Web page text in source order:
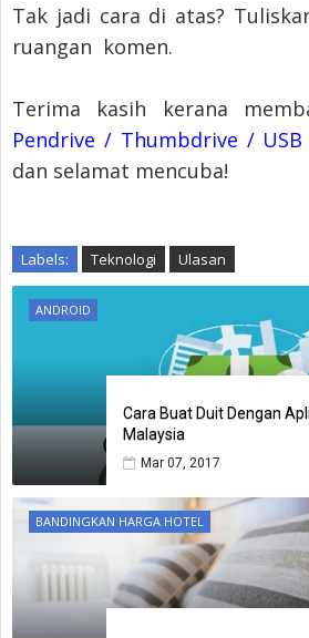
Tak jadi cara di atas?
ruangan komen.
Terima kasih kerana
Pendrive / Thumbdrive /
dan selamat mencuba!
Labels: Teknologi Ulasan
ANDROID
Cara Buat Duit Dengan
Malaysia
Mar 07, 2017
BANDINGKAN HARGA HOTEL